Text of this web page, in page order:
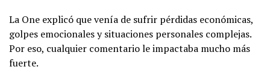
La One explicó que venía de sufrir pérdidas económicas,
golpes emocionales y situaciones personales complejas.
Por eso, cualquier comentario le impactaba mucho más
fuerte.